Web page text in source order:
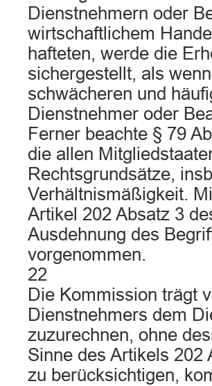
Dienstnehmern oder
wirtschaftlichem
hafteten, werde die
sichergestellt, als
schwächeren und
Dienstnehmer oder
Ferner beachte § 79
die allen
Rechtsgrundsätze,
Verhältnismäßigkeit.
Artikel 202 Absatz 3
Ausdehnung des
vorgenommen.
22
Die Kommission trägt
Dienstnehmers dem
zuzurechnen, ohne
Sinne des Artikels 202
zu berücksichtigen,